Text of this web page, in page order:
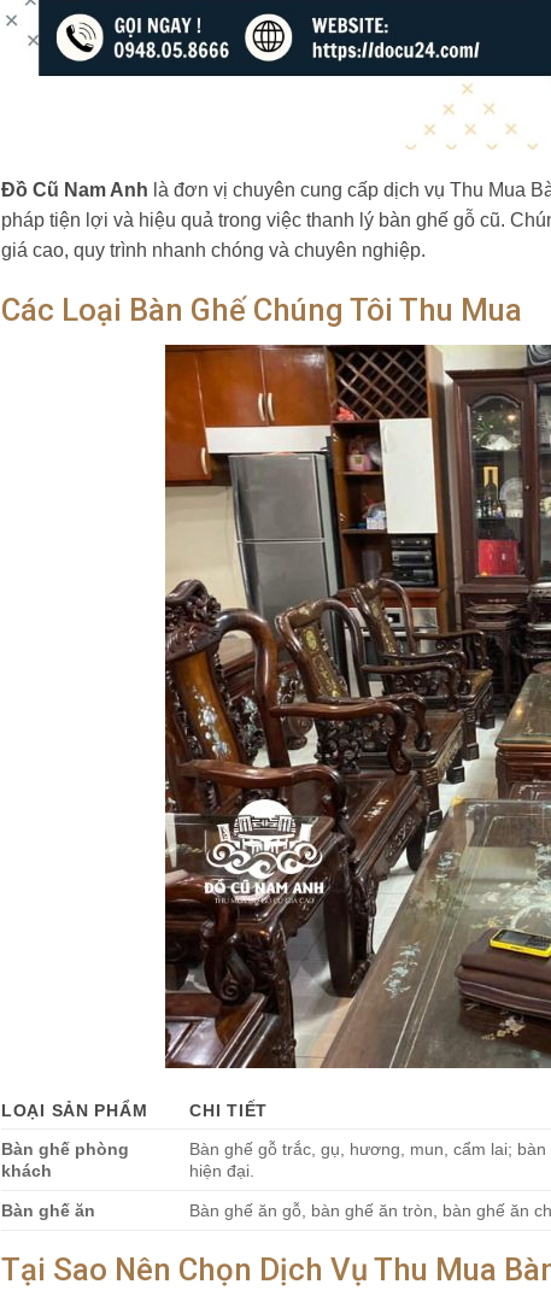
Đồ Cũ Nam Anh là đơn vị chuyên cung cấp dịch vụ Thu Mua
pháp tiện lợi và hiệu quả trong việc thanh lý bàn ghế gỗ cũ.
giá cao, quy trình nhanh chóng và chuyên nghiệp.
Các Loại Bàn Ghế Chúng Tôi Thu Mua
LOẠI SẢN PHẨM
CHI TIẾT
Bàn ghế phòng
khách
Bàn ghế gỗ trắc, gụ, hương, mun, cẩm lai;
hiện đại.
Bàn ghế ăn Bàn ghế ăn gỗ, bàn ghế ăn tròn, bàn ghế ăn
Tại Sao Nên Chọn Dịch Vụ Thu Mua